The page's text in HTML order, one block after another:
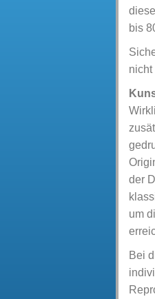
bis
nicht
der
um
Bei